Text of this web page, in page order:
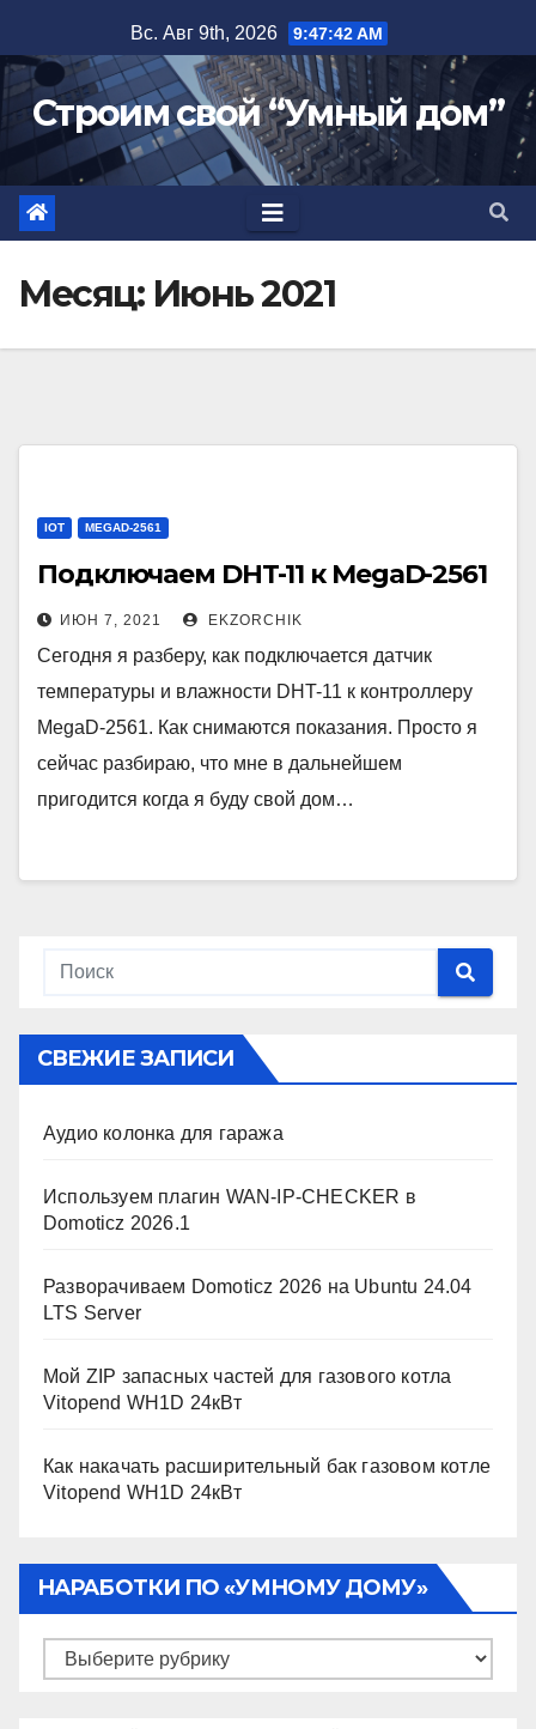
к
содержимому
Вс. Авг 9th, 2026 9:47:42 AM
Строим свой “Умный дом”
Месяц: Июнь 2021
IOT MEGAD-2561
Подключаем DHT-11 к MegaD-2561
ИЮН 7, 2021 EKZORCHIK
Сегодня я разберу, как подключается датчик
температуры и влажности DHT-11 к контроллеру
MegaD-2561. Как снимаются показания. Просто я
сейчас разбираю, что мне в дальнейшем
пригодится когда я буду свой дом…
СВЕЖИЕ ЗАПИСИ
Аудио колонка для гаража
Используем плагин WAN-IP-CHECKER в
Domoticz 2026.1
Разворачиваем Domoticz 2026 на Ubuntu 24.04
LTS Server
Мой ZIP запасных частей для газового котла
Vitopend WH1D 24кВт
Как накачать расширительный бак газовом котле
Vitopend WH1D 24кВт
НАРАБОТКИ ПО «УМНОМУ ДОМУ»
Наработки